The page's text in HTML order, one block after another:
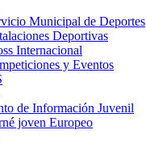
Municipal de Deportes
Deportivas
Internacional
y Eventos
de Información Juvenil
joven Europeo